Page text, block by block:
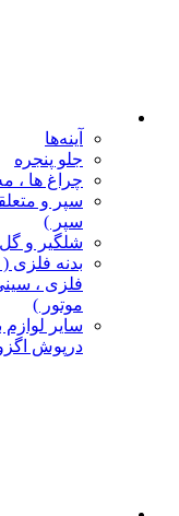
آینه‌ها
جلو پنجره
چراغ‌ ها ،
سپر و
سپر )
شلگیر و
بدنه فلزی
فلزی ،
موتور )
سایر لوازم
درپوش